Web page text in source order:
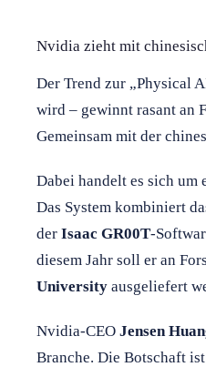
Nvidia zieht mit
Der Trend zur „Physical
wird – gewinnt rasant an
Gemeinsam mit der
Dabei handelt es sich um
Das System kombiniert
der Isaac GR00T-
diesem Jahr soll er an
University ausgeliefert
Nvidia-CEO Jensen
Branche. Die Botschaft